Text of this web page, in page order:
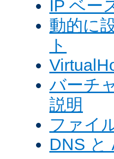
IP ベー
動的に
ト
バーチ
説明
ファイ
DNS と